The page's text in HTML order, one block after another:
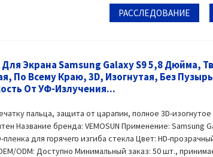
РАССЛЕДОВАНИЕ
Экрана Samsung Galaxy S9 5,8 Дюйма,
По Всему Краю, 3D, Изогнутая, Без
От УФ-Излучения...
пальца, защита от царапин, полное 3D-
Название бренда: VEMOSUN Применение: Samsung
для горячего изгиба стекла Цвет: HD-
ODM: Доступно Минимальный заказ: 50 шт.,